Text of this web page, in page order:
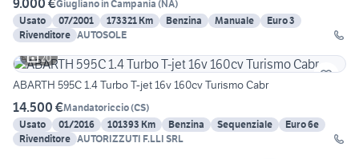
9.000 €Giugliano in Campania (NA)
Usato
07/2001 173321 Km Benzina Manuale
Euro 3
Rivenditore AUTOSOLE
20
ABARTH 595C 1.4 Turbo T-jet 16v 160cv Turismo Cabr
14.500 €Mandatoriccio(CS)
Usato
01/2016 101393 Km Benzina Sequenziale
Euro 6e
Rivenditore AUTORIZZUTI F.LLI SRL